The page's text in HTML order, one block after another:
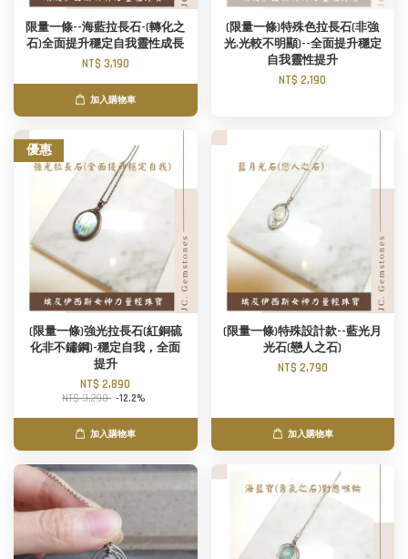
限量一條--海藍拉長石-(轉化之
石)全面提升穩定自我靈性成長
NT$ 3,190
加入購物車
(限量一條)特殊色拉長石(非強
光,光較不明顯)--全面提升穩定
自我靈性提升
NT$ 2,190
優惠
(限量一條)強光拉長石(紅銅硫
化非不鏽鋼)-穩定自我，全面
提升
NT$ 2,890
NT$ 3,290 -12.2%
加入購物車
(限量一條)特殊設計款--藍光月
光石(戀人之石)
NT$ 2,790
加入購物車